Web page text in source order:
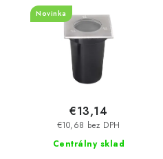
Novinka
Centrálny sklad
€10,68 bez DPH
€13,14